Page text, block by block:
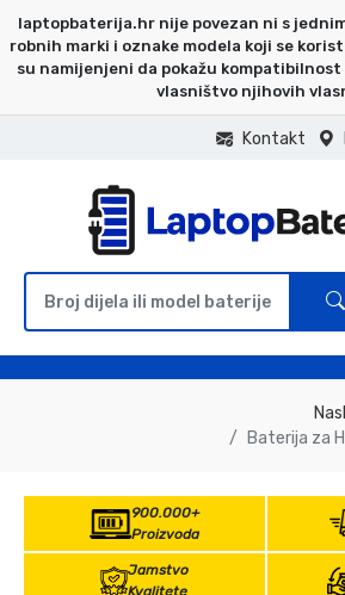
laptopbaterija.hr nije povezan ni s
robnih marki i oznake modela koji se
su namijenjeni da pokažu
vlasništvo njihovih
Kontakt
Baterija za
900.000+
Proizvoda
Jamstvo
Kvalitete